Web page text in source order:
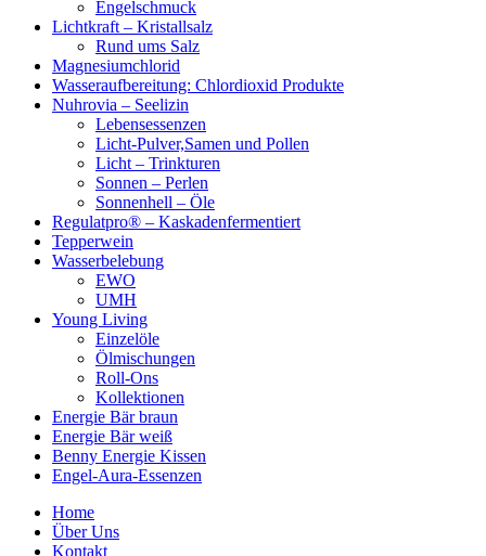
Engelschmuck
Lichtkraft – Kristallsalz
Rund ums Salz
Magnesiumchlorid
Wasseraufbereitung: Chlordioxid Produkte
Nuhrovia – Seelizin
Lebensessenzen
Licht-Pulver,Samen und Pollen
Licht – Trinkturen
Sonnen – Perlen
Sonnenhell – Öle
Regulatpro® – Kaskadenfermentiert
Tepperwein
Wasserbelebung
EWO
UMH
Young Living
Einzelöle
Ölmischungen
Roll-Ons
Kollektionen
Energie Bär braun
Energie Bär weiß
Benny Energie Kissen
Engel-Aura-Essenzen
Home
Über Uns
Kontakt